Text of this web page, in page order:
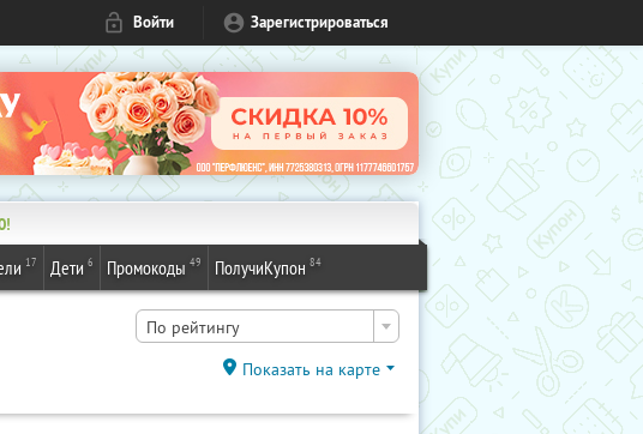
Войти Зарегистрироваться
17 Дети 6 Промокоды 49 ПолучиКупон 84
По рейтингу
Показать на карте